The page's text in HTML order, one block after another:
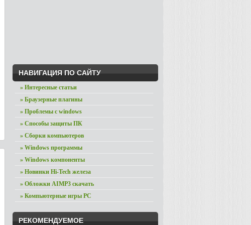
НАВИГАЦИЯ ПО САЙТУ
» Интересные статьи
» Браузерные плагины
» Проблемы с windows
» Способы защиты ПК
» Сборки компьютеров
» Windows программы
» Windows компоненты
» Новинки Hi-Tech железа
» Обложки AIMP3 скачать
» Компьютерные игры PC
РЕКОМЕНДУЕМОЕ